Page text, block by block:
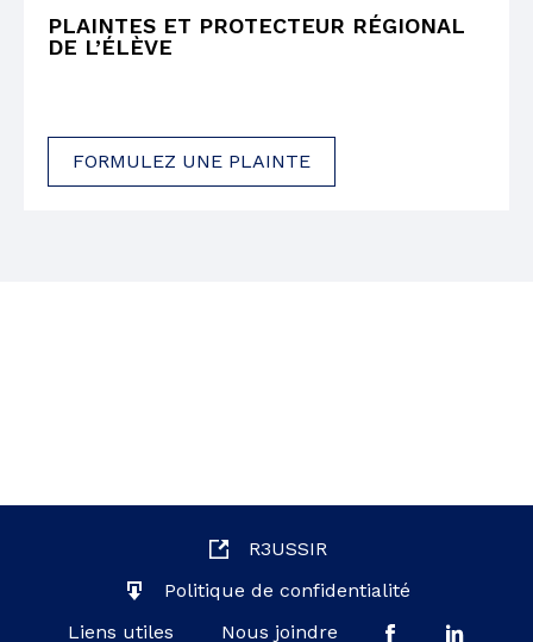
PLAINTES ET PROTECTEUR RÉGIONAL
DE L’ÉLÈVE
FORMULEZ UNE PLAINTE
R3USSIR
Politique de confidentialité
Liens utiles
Nous joindre